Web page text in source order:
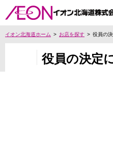
イオン北海道ホーム お店を探す 役員の
役員の決定